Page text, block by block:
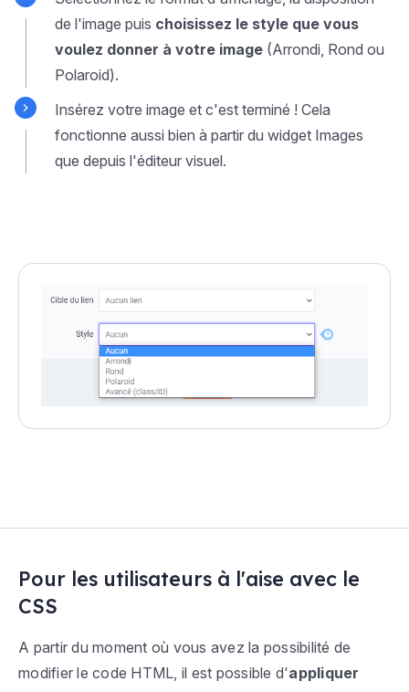
de l'image puis choisissez le style que vous
voulez donner à votre image (Arrondi, Rond ou
Polaroid).
Insérez votre image et c'est terminé ! Cela
fonctionne aussi bien à partir du widget Images
que depuis l'éditeur visuel.
Pour les utilisateurs à l'aise avec le
CSS
A partir du moment où vous avez la possibilité de
modifier le code HTML, il est possible d'appliquer